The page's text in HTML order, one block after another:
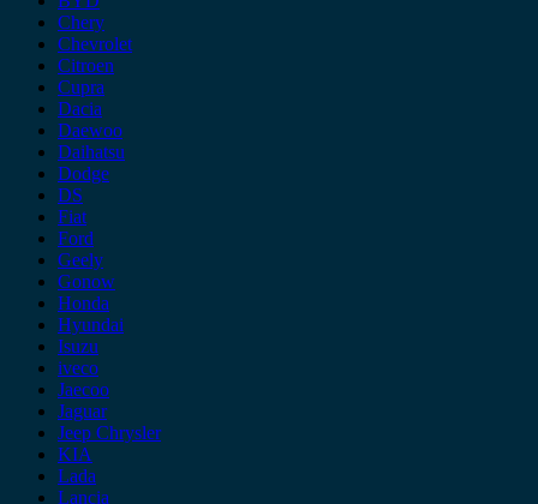
Chery
Chevrolet
Citroen
Cupra
Dacia
Daewoo
Daihatsu
Dodge
DS
Fiat
Ford
Geely
Gonow
Honda
Hyundai
Isuzu
iveco
Jaecoo
Jaguar
Jeep Chrysler
KIA
Lada
Lancia